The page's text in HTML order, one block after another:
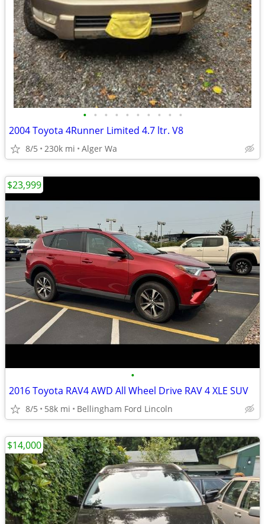
• • • • • • • • • •
2004 Toyota 4Runner Limited 4.7 ltr. V8
8/5 230k mi Alger Wa
•
2016 Toyota RAV4 AWD All Wheel Drive RAV 4 XLE SUV
8/5 58k mi Bellingham Ford Lincoln
$23,999
$14,000